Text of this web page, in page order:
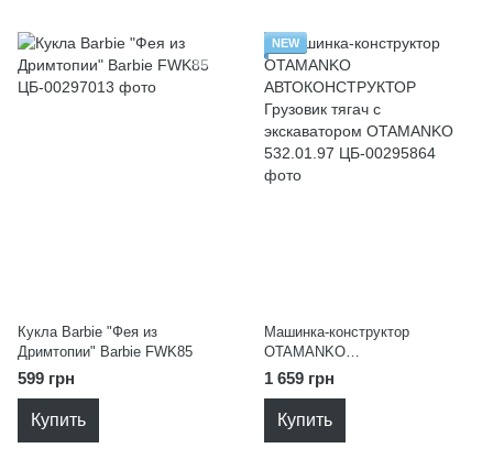
Кукла Barbie "Фея из
Дримтопии" Barbie FWK85
599 грн
Купить
NEW
Машинка-конструктор
OTAMANKO
АВТОКОНСТРУКТОР Грузовик
тягач с экскаватором
OTAMANKO 532.01.97
1 659 грн
Купить